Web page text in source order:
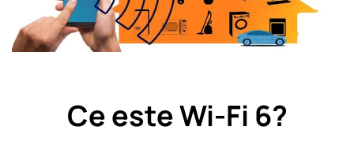
Ce este Wi-Fi 6?